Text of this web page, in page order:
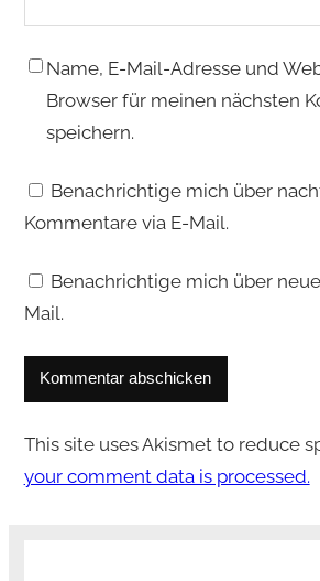
Name, E-Mail-Adresse und
Browser für meinen nächsten
speichern.
Benachrichtige mich über
Kommentare via E-Mail.
Benachrichtige mich über
Mail.
This site uses Akismet to reduce
your comment data is processed.